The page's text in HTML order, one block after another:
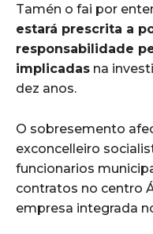
Tamén o fai por
estará prescrita a
responsabilidade
implicadas na
dez anos.
O sobresemento
exconcelleiro
funcionarios
contratos no centro
empresa integrada